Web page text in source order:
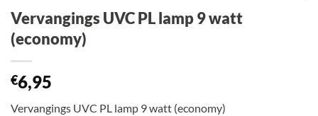
Vervangings UVC PL lamp 9 watt
(economy)
€6,95
Vervangings UVC PL lamp 9 watt (economy)